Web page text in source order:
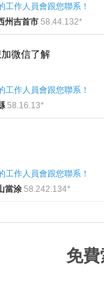
工作人員會跟您聯系！
州吉首市 58.44.132*
微信了解
工作人員會跟您聯系！
58.16.13*
工作人員會跟您聯系！
當涂 58.242.134*
免費